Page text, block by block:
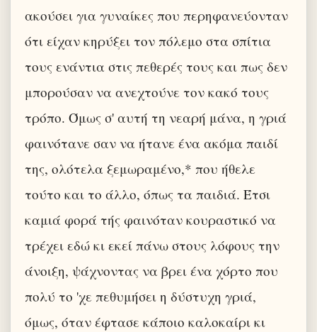
ακούσει για γυναίκες που περηφανεύονταν
ότι είχαν κηρύξει τον πόλεμο στα σπίτια
τους ενάντια στις πεθερές τους και πως δεν
μπορούσαν να ανεχτούνε τον κακό τους
τρόπο. Όμως σ' αυτή τη νεαρή μάνα, η γριά
φαινότανε σαν να ήτανε ένα ακόμα παιδί
της, ολότελα ξεμωραμένο,* που ήθελε
τούτο και το άλλο, όπως τα παιδιά. Έτσι
καμιά φορά τής φαινόταν κουραστικό να
τρέχει εδώ κι εκεί πάνω στους λόφους την
άνοιξη, ψάχνοντας να βρει ένα χόρτο που
πολύ το 'χε πεθυμήσει η δύστυχη γριά,
όμως, όταν έφτασε κάποιο καλοκαίρι κι